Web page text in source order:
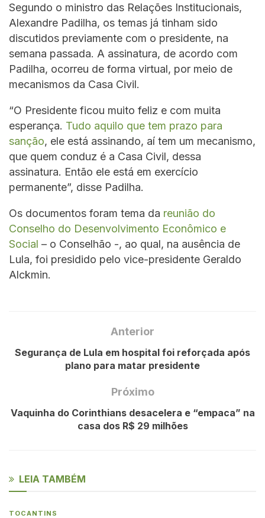
Segundo o ministro das Relações Institucionais,
Alexandre Padilha, os temas já tinham sido
discutidos previamente com o presidente, na
semana passada. A assinatura, de acordo com
Padilha, ocorreu de forma virtual, por meio de
mecanismos da Casa Civil.
“O Presidente ficou muito feliz e com muita
esperança. Tudo aquilo que tem prazo para
sanção, ele está assinando, aí tem um mecanismo,
que quem conduz é a Casa Civil, dessa
assinatura. Então ele está em exercício
permanente”, disse Padilha.
Os documentos foram tema da reunião do
Conselho do Desenvolvimento Econômico e
Social – o Conselhão -, ao qual, na ausência de
Lula, foi presidido pelo vice-presidente Geraldo
Alckmin.
Anterior
Segurança de Lula em hospital foi reforçada após
plano para matar presidente
Próximo
Vaquinha do Corinthians desacelera e “empaca” na
casa dos R$ 29 milhões
LEIA TAMBÉM
TOCANTINS